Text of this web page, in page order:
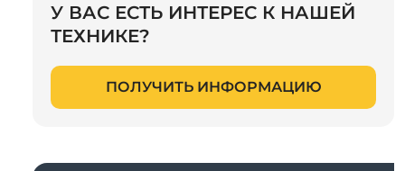
У ВАС ЕСТЬ ИНТЕРЕС К НАШЕЙ
ТЕХНИКЕ?
ПОЛУЧИТЬ ИНФОРМАЦИЮ